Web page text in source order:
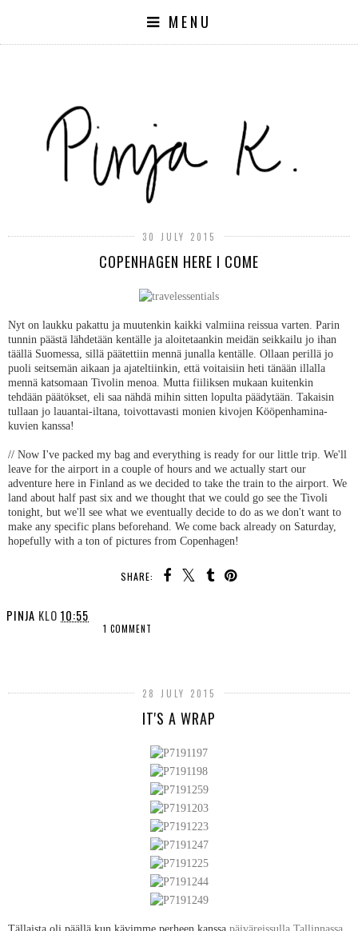
MENU
30 JULY 2015
COPENHAGEN HERE I COME
Nyt on laukku pakattu ja muutenkin kaikki valmiina reissua varten. Parin
tunnin päästä lähdetään kentälle ja aloitetaankin meidän seikkailu jo ihan
täällä Suomessa, sillä päätettiin mennä junalla kentälle. Ollaan perillä jo
puoli seitsemän aikaan ja ajateltiinkin, että voitaisiin heti tänään illalla
mennä katsomaan Tivolin menoa. Mutta fiiliksen mukaan kuitenkin
tehdään päätökset, eli saa nähdä mihin sitten lopulta päädytään. Takaisin
tullaan jo lauantai-iltana, toivottavasti monien kivojen Kööpenhamina-
kuvien kanssa!
// Now I've packed my bag and everything is ready for our little trip. We'll
leave for the airport in a couple of hours and we actually start our
adventure here in Finland as we decided to take the train to the airport. We
land about half past six and we thought that we could go see the Tivoli
tonight, but we'll see what we eventually decide to do as we don't want to
make any specific plans beforehand. We come back already on Saturday,
hopefully with a ton of pictures from Copenhagen!
SHARE:
PINJA KLO 10:55
1 COMMENT
28 JULY 2015
IT'S A WRAP
Tällaista oli päällä kun kävimme perheen kanssa päiväreissulla Tallinnassa